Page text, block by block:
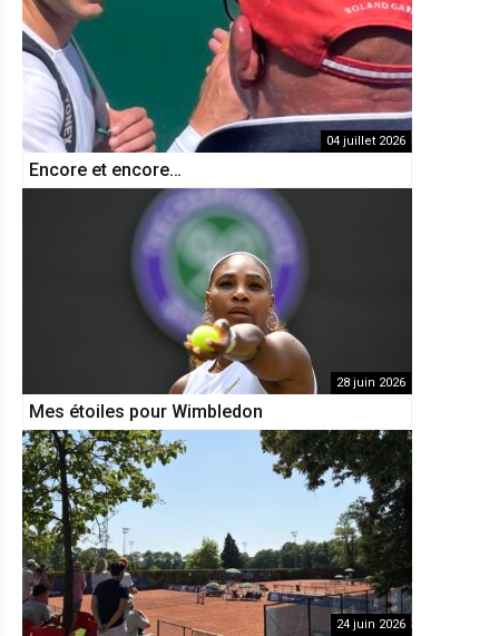
04 juillet 2026
Encore et encore…
28 juin 2026
Mes étoiles pour Wimbledon
24 juin 2026